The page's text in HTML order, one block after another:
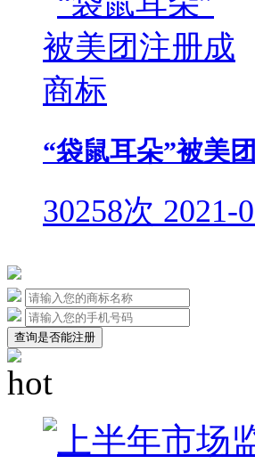
“袋鼠耳朵”被美
30258次 2021-
查询是否能注册